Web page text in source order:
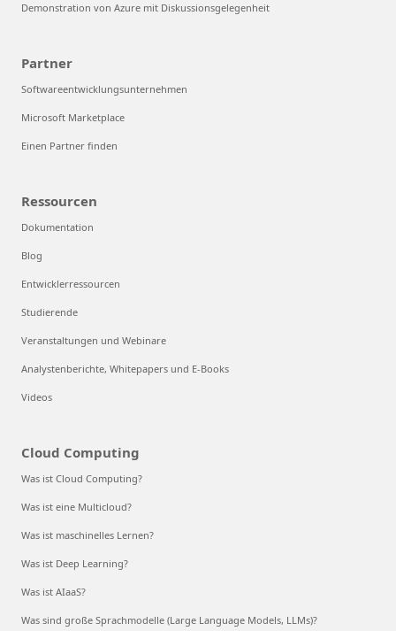
Demonstration von Azure mit Diskussionsgelegenheit
Partner
Softwareentwicklungsunternehmen
Microsoft Marketplace
Einen Partner finden
Ressourcen
Dokumentation
Blog
Entwicklerressourcen
Studierende
Veranstaltungen und Webinare
Analystenberichte, Whitepapers und E-Books
Videos
Cloud Computing
Was ist Cloud Computing?
Was ist eine Multicloud?
Was ist maschinelles Lernen?
Was ist Deep Learning?
Was ist AIaaS?
Was sind große Sprachmodelle (Large Language Models, LLMs)?